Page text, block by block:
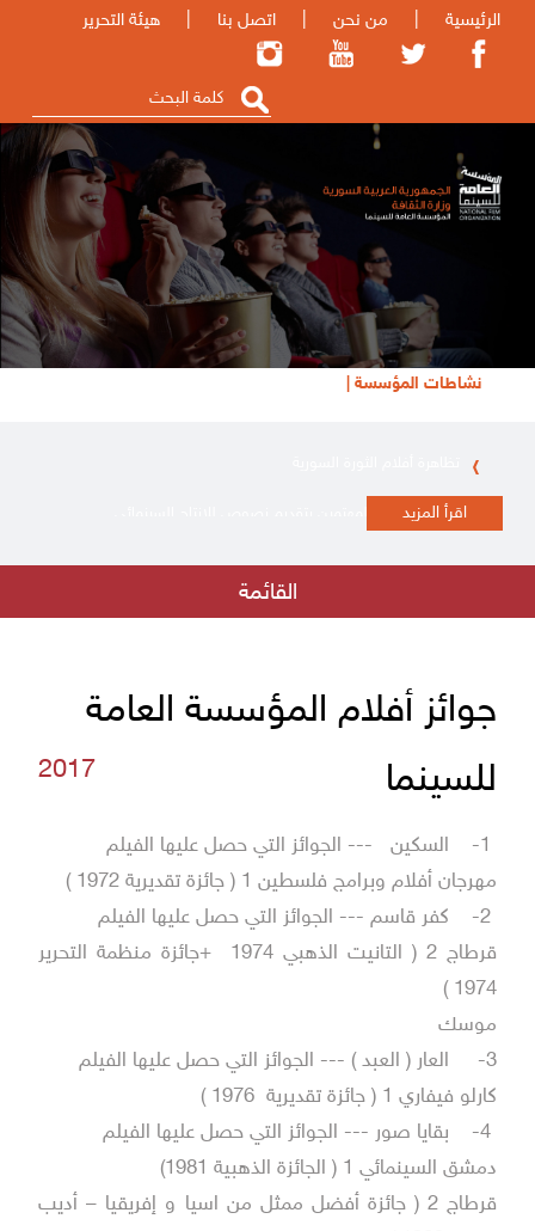
الرئيسية | من نحن | اتصل بنا | هيئة التحرير
نشاطات المؤسسة |
إعلان للكتّاب والمهتمين بتقديم نصوص للإنتاج السينمائي
الهوى والشباب و الأمل المنشود
فريق رؤية في دار الفنون بالتعاون مع المؤسسة العامة للسينما
بقلب البلد جديد مؤسسة السينما
إطلاق مسابقة الفيلم الروائي الطويل الأول لمخرجه
فيلم كما يليق بك على منصة التتويج في مهرجان ليبيا السينمائي في دورته
الأولى
اقرأ المزيد
القائمة
جوائز أفلام المؤسسة العامة
للسينما
السكين --- الجوائز التي حصل عليها الفيلم
مهرجان أفلام وبرامج فلسطين 1 ( جائزة تقديرية 1972 )
كفر قاسم --- الجوائز التي حصل عليها الفيلم
قرطاج 2 ( التانيت الذهبي 1974 +جائزة منظمة التحرير
1974 )
موسك
العار ( العبد ) --- الجوائز التي حصل عليها الفيلم
كارلو فيفاري 1 ( جائزة تقديرية 1976 )
بقايا صور --- الجوائز التي حصل عليها الفيلم
دمشق السينمائي 1 ( الجائزة الذهبية 1981)
قرطاج 2 ( جائزة أفضل ممثل من اسيا و إفريقيا – أديب